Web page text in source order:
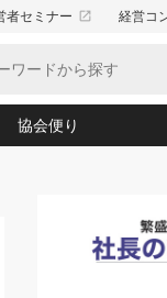
者セミナー launch 経営コ
くり(210)
と思われる 気配りの
ル(92)
の人間力の磨き方」
協会便り
ビジネス見聞録